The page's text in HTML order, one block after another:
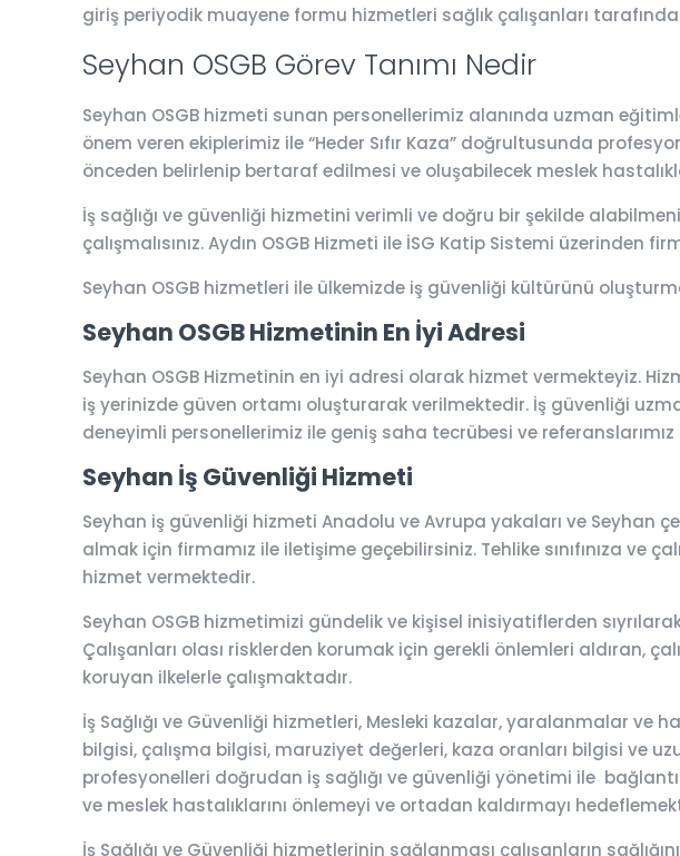
giriş periyodik muayene formu hizmetleri sağlık çalışanları
Seyhan OSGB Görev Tanımı Nedir
Seyhan OSGB hizmeti sunan personellerimiz alanında uzman
önem veren ekiplerimiz ile “Heder Sıfır Kaza” doğrultusunda
önceden belirlenip bertaraf edilmesi ve oluşabilecek meslek
İş sağlığı ve güvenliği hizmetini verimli ve doğru bir şekilde
çalışmalısınız. Aydın OSGB Hizmeti ile İSG Katip Sistemi
Seyhan OSGB hizmetleri ile ülkemizde iş güvenliği kültürünü
Seyhan OSGB Hizmetinin En İyi Adresi
Seyhan OSGB Hizmetinin en iyi adresi olarak hizmet vermekteyiz.
iş yerinizde güven ortamı oluşturarak verilmektedir. İş güvenliği
deneyimli personellerimiz ile geniş saha tecrübesi ve
Seyhan İş Güvenliği Hizmeti
Seyhan iş güvenliği hizmeti Anadolu ve Avrupa yakaları ve Seyhan
almak için firmamız ile iletişime geçebilirsiniz. Tehlike sınıfınıza ve
hizmet vermektedir.
Seyhan OSGB hizmetimizi gündelik ve kişisel inisiyatiflerden
Çalışanları olası risklerden korumak için gerekli önlemleri aldıran,
koruyan ilkelerle çalışmaktadır.
İş Sağlığı ve Güvenliği hizmetleri, Mesleki kazalar, yaralanmalar ve
bilgisi, çalışma bilgisi, maruziyet değerleri, kaza oranları bilgisi ve
profesyonelleri doğrudan iş sağlığı ve güvenliği yönetimi ile
ve meslek hastalıklarını önlemeyi ve ortadan kaldırmayı
İş Sağlığı ve Güvenliği hizmetlerinin sağlanması çalışanların